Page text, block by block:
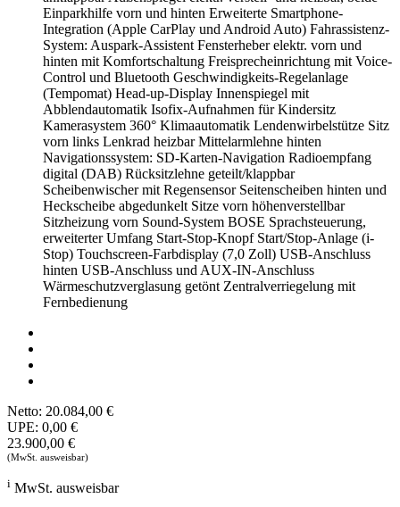
Einparkhilfe vorn und hinten Erweiterte Smartphone-
Integration (Apple CarPlay und Android Auto) Fahrassistenz-
System: Auspark-Assistent Fensterheber elektr. vorn und
hinten mit Komfortschaltung Freisprecheinrichtung mit Voice-
Control und Bluetooth Geschwindigkeits-Regelanlage
(Tempomat) Head-up-Display Innenspiegel mit
Abblendautomatik Isofix-Aufnahmen für Kindersitz
Kamerasystem 360° Klimaautomatik Lendenwirbelstütze Sitz
vorn links Lenkrad heizbarMittelarmlehne hinten
Navigationssystem: SD-Karten-Navigation Radioempfang
digital (DAB) Rücksitzlehne geteilt/klappbar
Scheibenwischer mit Regensensor Seitenscheiben hinten und
Heckscheibe abgedunkelt Sitze vorn höhenverstellbar
Sitzheizung vorn Sound-System BOSE Sprachsteuerung,
erweiterter Umfang Start-Stop-Knopf Start/Stop-Anlage (i-
Stop) Touchscreen-Farbdisplay (7,0 Zoll) USB-Anschluss
hinten USB-Anschluss und AUX-IN-Anschluss
Wärmeschutzverglasung getönt Zentralverriegelung mit
Fernbedienung
Netto: 20.084,00 €
UPE: 0,00 €
23.900,00 €
(MwSt. ausweisbar)
i MwSt. ausweisbar